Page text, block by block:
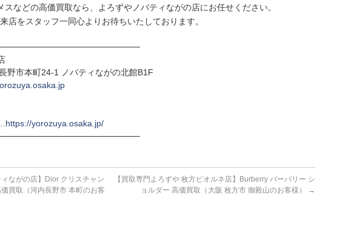
スなどの高価買取なら、よろずやノバティながの店にお任せください。
店をスタッフ一同心よりお待ちいたしております。
野市本町24-1 ノバティながの北館B1F
https://yorozuya.osaka.jp/
ながの店】Dior クリスチャン
買取（河内長野市 本町のお客
【買取専門よろずや 枚方ビオルネ店】Burberry バーバリー シ
ョルダー 高価買取（大阪 枚方市 御殿山のお客様）
→